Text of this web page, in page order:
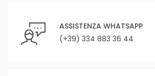
ASSISTENZA WHATSAPP
(+39) 334 883 36 44